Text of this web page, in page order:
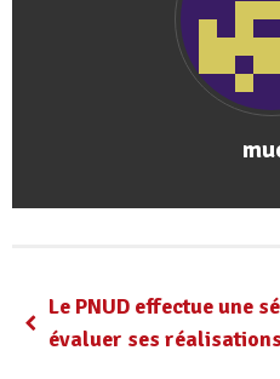
Le PNUD effectue une
évaluer ses réalisations